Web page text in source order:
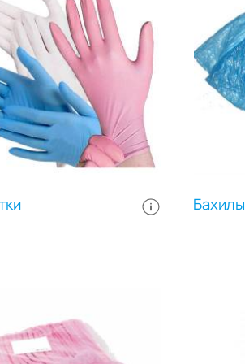
волосистой части головы
внешней среды,
обладает хорошей
оснащена мягкой
резинкой, которая
прилегает к голове и
удобство при
не причиняет
и не оставляет
на коже. Изделия имеют
Выпускаются в
Бахилы